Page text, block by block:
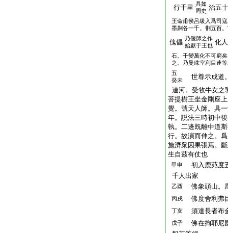
行千里 具如
周史 治五
王命甫侯呂級入爲司
墨劓各一千。剕五百
傀儡 乃偃師之作
始獻于王也 化人
石。千變萬化不可窮
之。乃曼殊室利目連
五
癸未
世尊示成道
連河。受牧牛女之
菩提樹王坐金剛座
覺。號天人師。具
年。説法三時初中
執。二邊既離中道
行。故演而伸之。
施濟衆因果張焉。
生自茲有仗也
甲申
初入鹿苑度
千人出家
乙酉 佛象頭山。
丙戌 佛度舍利弗
丁亥 須達長者布
戊子
佛在拘耶尼